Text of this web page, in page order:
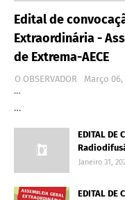
Edital de
Extraordinária -
de Extrema-AECE
O OBSERVADOR
Março 06,
…
…
EDITAL DE
Janeiro 31,
EDITAL DE